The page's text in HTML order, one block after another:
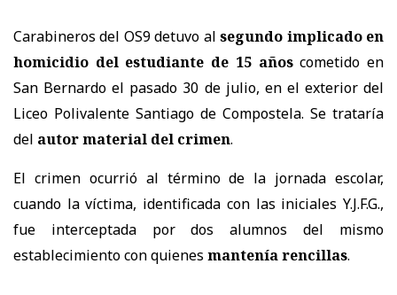
Carabineros del OS9 detuvo al segundo implicado en
homicidio del estudiante de 15 añoscometido en
San Bernardo el pasado 30 de julio, en el exterior del
Liceo Polivalente Santiago de Compostela. Se trataría
del autor material del crimen.
El crimen ocurrió al término de la jornada escolar,
cuando la víctima, identificada con las iniciales Y.J.F.G.,
fue interceptada por dos alumnos del mismo
establecimiento con quienes mantenía rencillas.